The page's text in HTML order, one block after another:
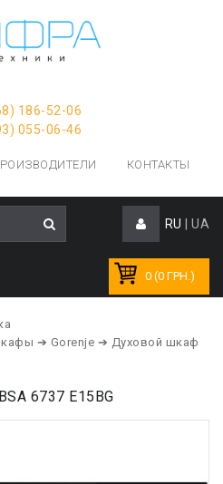
186-52-06
055-06-46
КОНТАКТЫ
RU UA
0 (0 ГРН.)
➔ Gorenje ➔ Духовой шкаф
6737 E15BG